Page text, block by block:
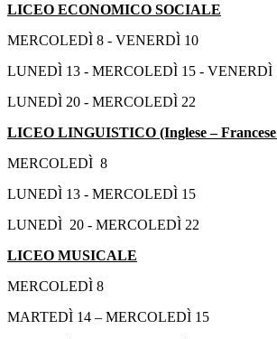
LICEO ECONOMICO SOCIALE
MERCOLEDÌ 8 - VENERDÌ 10
LUNEDÌ 13 - MERCOLEDÌ 15 - VENERDÌ
LUNEDÌ 20 - MERCOLEDÌ 22
LICEO LINGUISTICO (Inglese – Francese
MERCOLEDÌ 8
LUNEDÌ 13 - MERCOLEDÌ 15
LUNEDÌ 20 - MERCOLEDÌ 22
LICEO MUSICALE
MERCOLEDÌ 8
MARTEDÌ 14 – MERCOLEDÌ 15